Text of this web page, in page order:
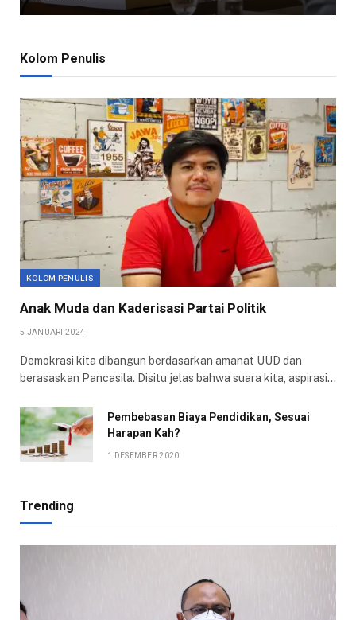
Kolom Penulis
KOLOM PENULIS
Anak Muda dan Kaderisasi Partai Politik
5 JANUARI 2024
Demokrasi kita dibangun berdasarkan amanat UUD dan
berasaskan Pancasila. Disitu jelas bahwa suara kita, aspirasi…
Pembebasan Biaya Pendidikan, Sesuai
Harapan Kah?
1 DESEMBER 2020
Trending